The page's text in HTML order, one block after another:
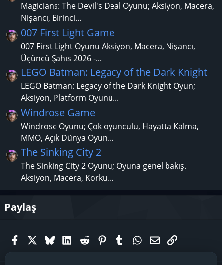
Magicians: The Devil's Deal Oyunu; Aksiyon, Macera,
Nişancı, Birinci...
007 First Light Game
007 First Light Oyunu Aksiyon, Macera, Nişancı,
Üçüncü Şahıs 2026 -...
LEGO Batman: Legacy of the Dark Knight
LEGO Batman: Legacy of the Dark Knight Oyun;
Aksiyon, Platform Oyunu...
Windrose Game
Windrose Oyunu; Çok oyunculu, Hayatta Kalma,
MMO, Açık Dünya Oyun...
The Sinking City 2
The Sinking City 2 Oyunu; Oyuna genel bakış.
Aksiyon, Macera, Korku...
Paylaş
Facebook
X (Twitter)
BlueskyLinkedIn
RedditPinterestTumblr
WhatsApp
E-posta
Link